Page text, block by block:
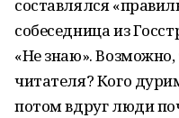
составлялся
собеседница из
«Не знаю».
читателя? Кого
потом вдруг люди